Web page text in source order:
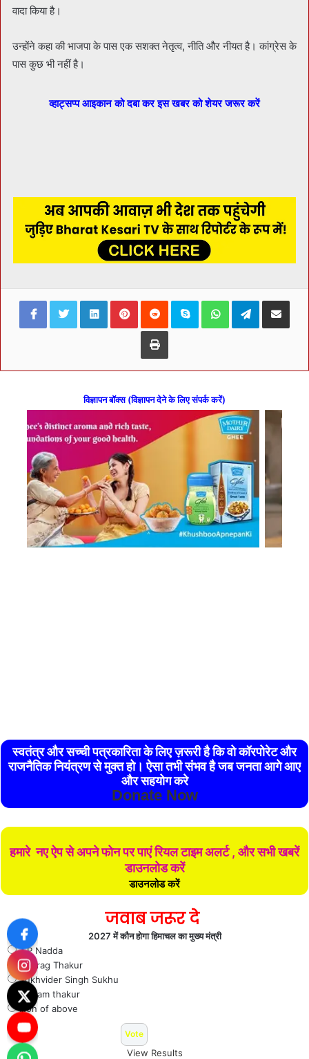
वादा किया है।
उन्होंने कहा की भाजपा के पास एक सशक्त नेतृत्व, नीति और नीयत है। कांग्रेस के
पास कुछ भी नहीं है।
व्हाट्सप्प आइकान को दबा कर इस खबर को शेयर जरूर करें
FacebookTwitterLinkedInPinterestReddit Skype WhatsAppTelegramShare via
Print
विज्ञापन बॉक्स (विज्ञापन देने के लिए संपर्क करें)
स्वतंत्र और सच्ची पत्रकारिता के लिए ज़रूरी है कि वो कॉरपोरेट और
राजनैतिक नियंत्रण से मुक्त हो। ऐसा तभी संभव है जब जनता आगे आए
और सहयोग करे
Donate Now
हमारे नए ऐप से अपने फोन पर पाएं रियल टाइम अलर्ट , और सभी खबरें
डाउनलोड करें
डाउनलोड करें
जवाब जरूर दे
2027 में कौन होगा हिमाचल का मुख्य मंत्री
J P Nadda
Anurag Thakur
Sukhvider Singh Sukhu
Jai ram thakur
Non of above
View Results